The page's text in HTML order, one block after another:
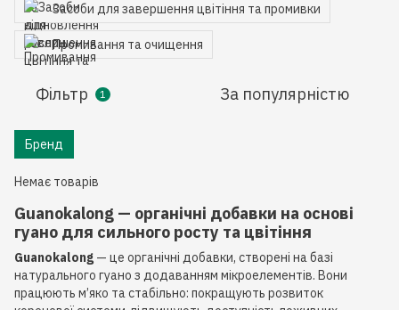
Засоби для завершення цвітіння та промивки
Промивання та очищення
Фільтр 1 За популярністю
Бренд
Немає товарів
Guanokalong — органічні добавки на основі
гуано для сильного росту та цвітіння
Guanokalong — це органічні добавки, створені на базі
натурального гуано з додаванням мікроелементів. Вони
працюють м’яко та стабільно: покращують розвиток